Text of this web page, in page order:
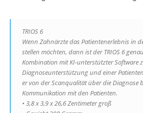
TRIOS 6
Wenn Zahnärzte das Patientenerlebnis in
stellen möchten, dann ist der TRIOS 6
Kombination mit KI-unterstützter Software
Diagnoseunterstützung und einer
er von der Scanqualität über die Diagnose
Kommunikation mit den Patienten.
• 3,8 x 3,9 x 26,6 Zentimeter groß